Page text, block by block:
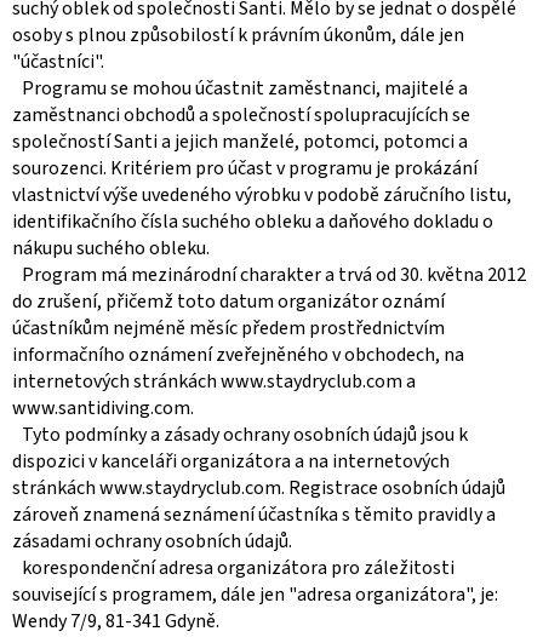
suchý oblek od společnosti Santi. Mělo by se jednat o dospělé
osoby s plnou způsobilostí k právním úkonům, dále jen
"účastníci".
Programu se mohou účastnit zaměstnanci, majitelé a
zaměstnanci obchodů a společností spolupracujících se
společností Santi a jejich manželé, potomci, potomci a
sourozenci. Kritériem pro účast v programu je prokázání
vlastnictví výše uvedeného výrobku v podobě záručního listu,
identifikačního čísla suchého obleku a daňového dokladu o
nákupu suchého obleku.
Program má mezinárodní charakter a trvá od 30. května 2012
do zrušení, přičemž toto datum organizátor oznámí
účastníkům nejméně měsíc předem prostřednictvím
informačního oznámení zveřejněného v obchodech, na
internetových stránkách www.staydryclub.com a
www.santidiving.com.
Tyto podmínky a zásady ochrany osobních údajů jsou k
dispozici v kanceláři organizátora a na internetových
stránkách www.staydryclub.com. Registrace osobních údajů
zároveň znamená seznámení účastníka s těmito pravidly a
zásadami ochrany osobních údajů.
korespondenční adresa organizátora pro záležitosti
související s programem, dále jen "adresa organizátora", je:
Wendy 7/9, 81-341 Gdyně.